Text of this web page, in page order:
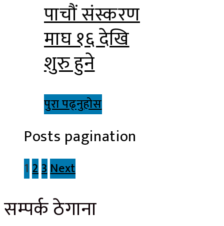
पाचौं संस्करण
माघ १६ देखि
शुरु हुने
पुरा पढ्नुहोस
Posts pagination
1 23Next
सम्पर्क ठेगाना